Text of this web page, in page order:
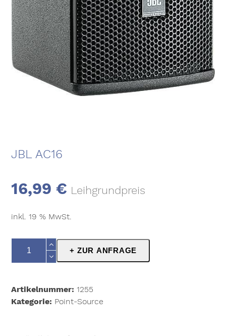
JBL AC16
16,99€ Leihgrundpreis
inkl. 19 % MwSt.
AC16
+ ZUR ANFRAGE
Artikelnummer:1255
Kategorie: Point-Source